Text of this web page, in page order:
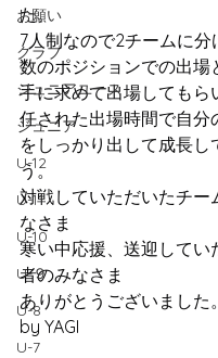
お願い
クラブ
ジュニアユース
ジュニア
U-12
U-11
U-10
U-９
U-8
U-7
た。
7人制なので2チームに分
数のポジションでの出場
手に求めて出場してもら
任された出場時間で自分
をしっかり出して成長し
う。
対戦していただいたチー
なさま
寒い中応援、送迎してい
者のみなさま
ありがとうございました。
by YAGI